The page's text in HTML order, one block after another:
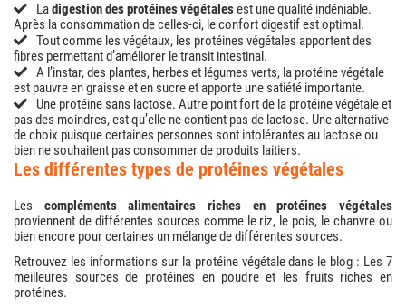
Ladigestion des protéines végétalesest une qualité indéniable.
Après la consommation de celles-ci, le confort digestif est optimal.
Tout comme les végétaux, les protéines végétales apportent des
fibres permettant d’améliorer le transit intestinal.
A l’instar, des plantes, herbes et légumes verts, la protéine végétale
est pauvre en graisse et en sucre et apporte une satiété importante.
Une protéine sans lactose. Autre point fort de la protéine végétale et
pas des moindres, est qu’elle ne contient pas de lactose. Une alternative
de choix puisque certaines personnes sont intolérantes au lactose ou
bien ne souhaitent pas consommer de produits laitiers.
les différentes types de protéines végétales
Les compléments alimentaires riches en protéines végétales
proviennent de différentes sources comme le riz, le pois, le chanvre ou
bien encore pour certaines un mélange de différentes sources.
Retrouvez les informations sur la protéine végétale dans le blog : Les 7
meilleures sources de protéines en poudre et les fruits riches en
protéines.